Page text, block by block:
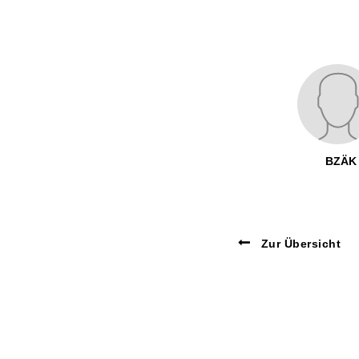
BZÄK
Zur Übersicht